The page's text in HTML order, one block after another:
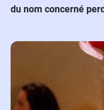
du nom concerné